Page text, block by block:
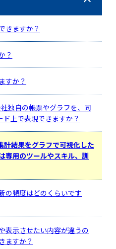
きますか？
？
すか？
独自の帳票やグラフを、同
ド上で表現できますか？
計結果をグラフで可視化した
専用のツールやスキル、訓
の頻度はどのくらいです
表示させたい内容が違うの
ますか？